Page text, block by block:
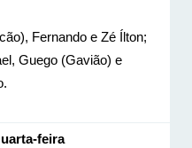
Fernando e Zé Ílton;
Guego (Gavião) e
feira